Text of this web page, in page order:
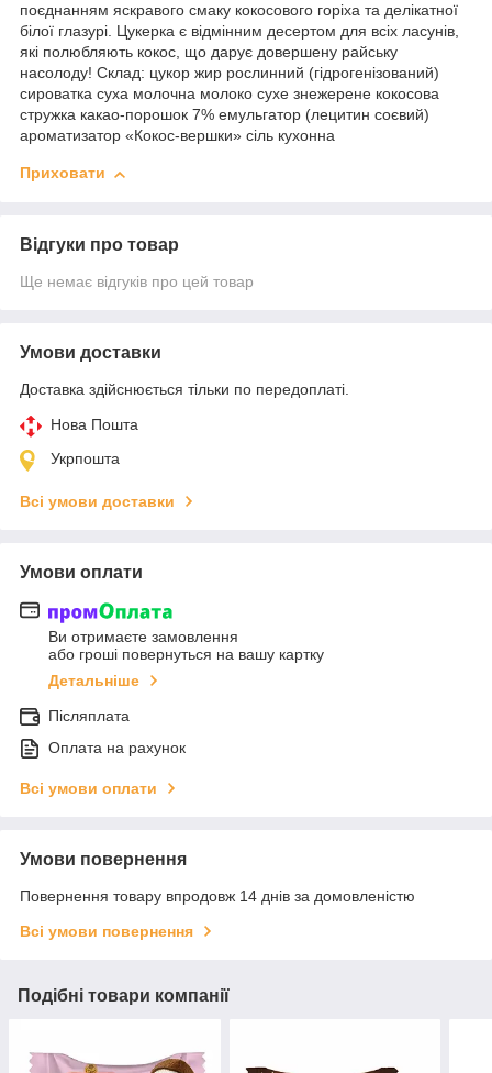
поєднанням яскравого смаку кокосового горіха та делікатної
білої глазурі. Цукерка є відмінним десертом для всіх ласунів,
які полюбляють кокос, що дарує довершену райську
насолоду! Склад: цукор жир рослинний (гідрогенізований)
сироватка суха молочна молоко сухе знежерене кокосова
стружка какао-порошок 7% емульгатор (лецитин соєвий)
ароматизатор «Кокос-вершки» сіль кухонна
Приховати
Відгуки про товар
Ще немає відгуків про цей товар
Умови доставки
Доставка здійснюється тільки по передоплаті.
Нова Пошта
Укрпошта
Всі умови доставки
Умови оплати
Ви отримаєте замовлення
або гроші повернуться на вашу картку
Детальніше
Післяплата
Оплата на рахунок
Всі умови оплати
Умови повернення
Повернення товару впродовж 14 днів за домовленістю
Всі умови повернення
Подібні товари компанії